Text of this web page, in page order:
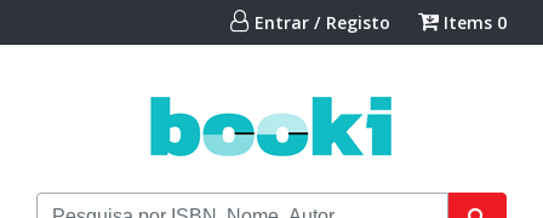
Entrar / Registo Items 0